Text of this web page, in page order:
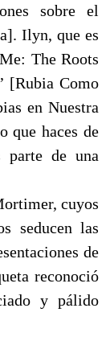
sobre el
Ilyn, que es
The Roots
[Rubia Como
en Nuestra
que haces de
de una
cuyos
seducen las
de
reconoció
y pálido